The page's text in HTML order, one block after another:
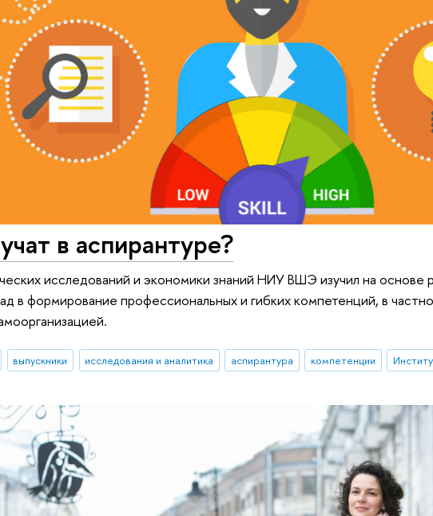
в аспирантуре?
исследований и экономики знаний НИУ ВШЭ изучил на основе
в формирование профессиональных и гибких компетенций, в
выпускники исследования и аналитика аспирантура компетенции